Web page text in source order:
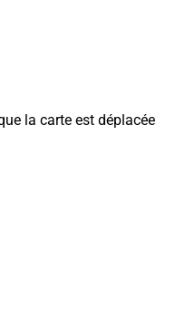
la carte est déplacée